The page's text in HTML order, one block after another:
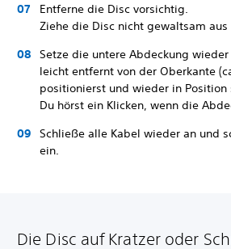
Entferne die Disc vorsichtig.
Ziehe die Disc nicht gewaltsam aus
Setze die untere Abdeckung
leicht entfernt von der Oberkante
positionierst und wieder in Position
Du hörst ein Klicken, wenn die
Schließe alle Kabel wieder an und
ein.
Die Disc auf Kratzer oder